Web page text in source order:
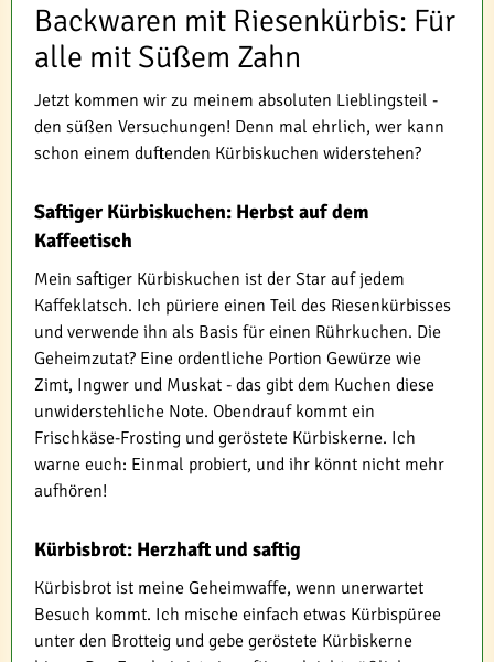
Backwaren mit Riesenkürbis: Für
alle mit Süßem Zahn
Jetzt kommen wir zu meinem absoluten Lieblingsteil -
den süßen Versuchungen! Denn mal ehrlich, wer kann
schon einem duftenden Kürbiskuchen widerstehen?
Saftiger Kürbiskuchen: Herbst auf dem
Kaffeetisch
Mein saftiger Kürbiskuchen ist der Star auf jedem
Kaffeklatsch. Ich püriere einen Teil des Riesenkürbisses
und verwende ihn als Basis für einen Rührkuchen. Die
Geheimzutat? Eine ordentliche Portion Gewürze wie
Zimt, Ingwer und Muskat - das gibt dem Kuchen diese
unwiderstehliche Note. Obendrauf kommt ein
Frischkäse-Frosting und geröstete Kürbiskerne. Ich
warne euch: Einmal probiert, und ihr könnt nicht mehr
aufhören!
Kürbisbrot: Herzhaft und saftig
Kürbisbrot ist meine Geheimwaffe, wenn unerwartet
Besuch kommt. Ich mische einfach etwas Kürbispüree
unter den Brotteig und gebe geröstete Kürbiskerne